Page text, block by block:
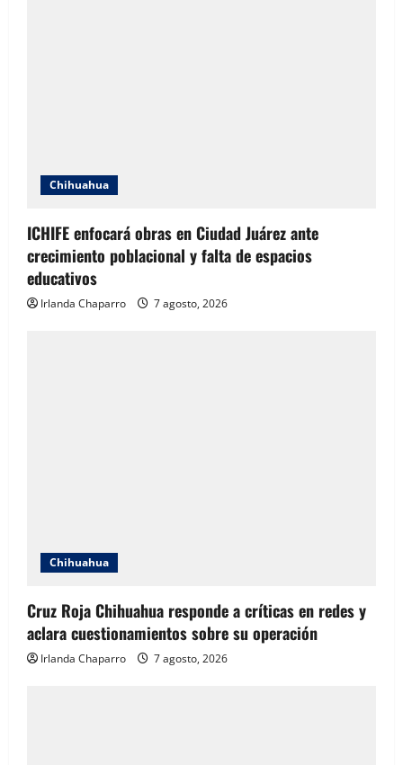
Chihuahua
ICHIFE enfocará obras en Ciudad Juárez ante
crecimiento poblacional y falta de espacios
educativos
Irlanda Chaparro 7 agosto, 2026
Chihuahua
Cruz Roja Chihuahua responde a críticas en redes y
aclara cuestionamientos sobre su operación
Irlanda Chaparro 7 agosto, 2026